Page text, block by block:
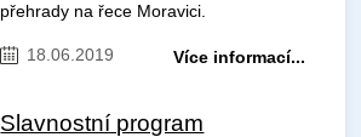
přehrady na řece Moravici.
18.06.2019 Více informací...
Slavnostní program